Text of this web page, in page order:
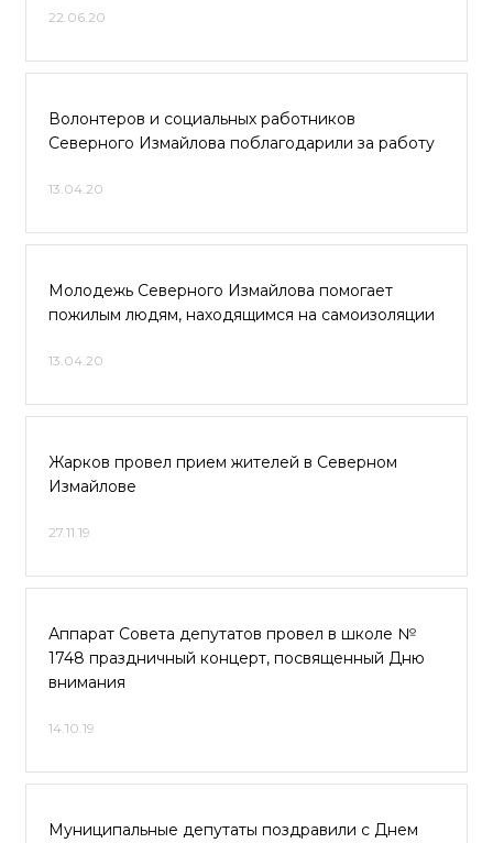
22.06.20
Волонтеров и социальных работников
Северного Измайлова поблагодарили за работу
13.04.20
Молодежь Северного Измайлова помогает
пожилым людям, находящимся на самоизоляции
13.04.20
Жарков провел прием жителей в Северном
Измайлове
27.11.19
Аппарат Совета депутатов провел в школе №
1748 праздничный концерт, посвященный Дню
внимания
14.10.19
Муниципальные депутаты поздравили с Днем